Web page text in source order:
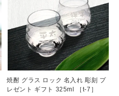
焼酎 グラス ロック 名入れ 彫刻 プ
レゼント ギフト 325ml ［t-7］